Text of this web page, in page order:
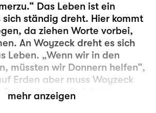
Das Leben ist ein
sich ständig dreht. Hier kommt
da ziehen Worte vorbei,
An Woyzeck dreht es sich
Leben. „Wenn wir in den
müssten wir Donnern helfen“,
Erden aber muss Woyzeck
Doktor helfen, bei dessen
Experimenten. Jeden Morgen
mehr anzeigen